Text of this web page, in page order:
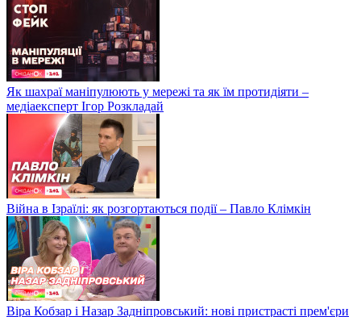
Як шахраї маніпулюють у мережі та як їм протидіяти –
медіаексперт Ігор Розкладай
Війна в Ізраїлі: як розгортаються події – Павло Клімкін
Віра Кобзар і Назар Задніпровський: нові пристрасті прем'єри